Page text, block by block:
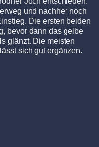
und nachher noch
Die ersten beiden
bevor dann das gelbe
glänzt. Die meisten
sich gut ergänzen.